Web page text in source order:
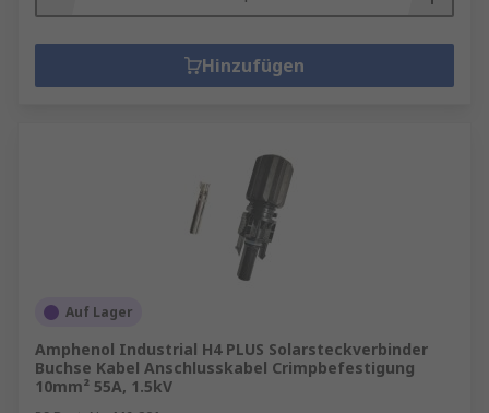
Hinzufügen
Auf Lager
Amphenol Industrial H4 PLUS Solarsteckverbinder
Buchse Kabel Anschlusskabel Crimpbefestigung
10mm² 55A, 1.5kV